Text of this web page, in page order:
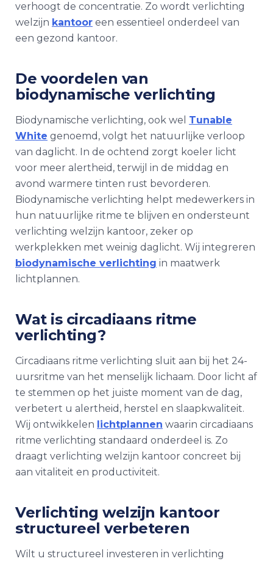
verhoogt de concentratie. Zo wordt verlichting
welzijn kantoor een essentieel onderdeel van
een gezond kantoor.
De voordelen van
biodynamische verlichting
Biodynamische verlichting, ook wel Tunable
White genoemd, volgt het natuurlijke verloop
van daglicht. In de ochtend zorgt koeler licht
voor meer alertheid, terwijl in de middag en
avond warmere tinten rust bevorderen.
Biodynamische verlichting helpt medewerkers in
hun natuurlijke ritme te blijven en ondersteunt
verlichting welzijn kantoor, zeker op
werkplekken met weinig daglicht. Wij integreren
biodynamische verlichting in maatwerk
lichtplannen.
Wat is circadiaans ritme
verlichting?
Circadiaans ritme verlichting sluit aan bij het 24-
uursritme van het menselijk lichaam. Door licht af
te stemmen op het juiste moment van de dag,
verbetert u alertheid, herstel en slaapkwaliteit.
Wij ontwikkelen lichtplannen waarin circadiaans
ritme verlichting standaard onderdeel is. Zo
draagt verlichting welzijn kantoor concreet bij
aan vitaliteit en productiviteit.
Verlichting welzijn kantoor
structureel verbeteren
Wilt u structureel investeren in verlichting